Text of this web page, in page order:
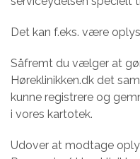
Det kan f.eks. være
Såfremt du vælger at
Høreklinikken.dk det
kunne registrere og
i vores kartotek.
Udover at modtage